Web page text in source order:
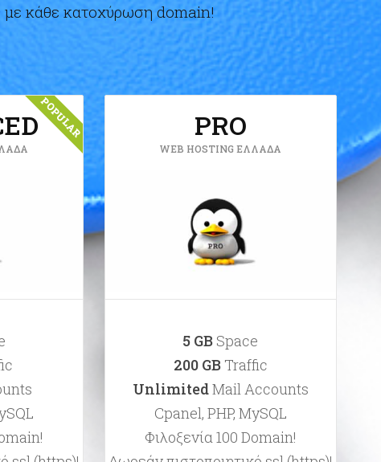
με κάθε κατοχύρωση domain!
PRO
WEB HOSTING ΕΛΛΆΔΑ
5 GB Space
200 GBTraffic
UnlimitedMail Accounts
Cpanel, PHP, MySQL
Φιλοξενία 100 Domain!